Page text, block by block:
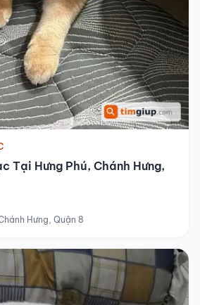
Tại Hưng Phú, Chánh Hưng,
Hưng, Quận 8